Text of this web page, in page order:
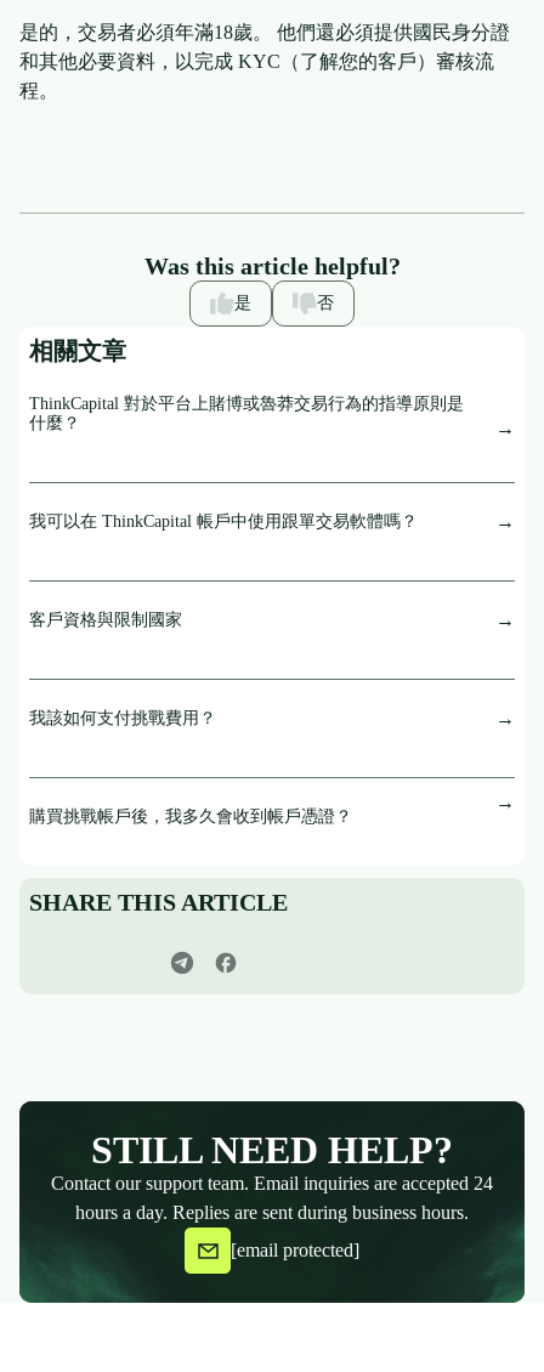
是的，交易者必須年滿18歲。 他們還必須提供國民身分證
和其他必要資料，以完成 KYC（了解您的客戶）審核流
程。
Was this article helpful?
是 否
相關文章
ThinkCapital 對於平台上賭博或魯莽交易行為的指導原則是
什麼？
我可以在 ThinkCapital 帳戶中使用跟單交易軟體嗎？
客戶資格與限制國家
我該如何支付挑戰費用？
購買挑戰帳戶後，我多久會收到帳戶憑證？
SHARE THIS ARTICLE
STILL NEED HELP?
Contact our support team. Email inquiries are accepted 24
hours a day. Replies are sent during business hours.
[email protected]